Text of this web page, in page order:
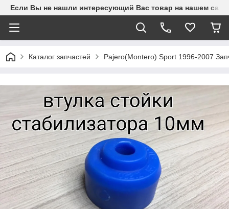
Если Вы не нашли интересующий Вас товар на нашем
Каталог запчастей Pajero(Montero) Sport 1996-2007